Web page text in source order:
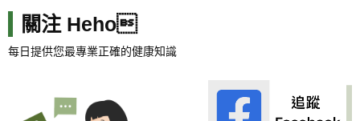
關注 Heho
每日提供您最專業正確的健康知識